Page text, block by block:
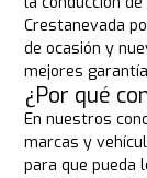
Crestanevada
de ocasión y
mejores
¿Por qué
En nuestros
marcas y
para que pueda